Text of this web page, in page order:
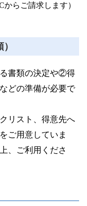
らご請求します）
書類の決定や②得
どの準備が必要で
リスト、得意先へ
ご用意していま
、ご利用くださ